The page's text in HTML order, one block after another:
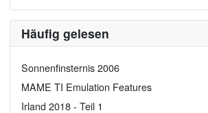
Häufig gelesen
Sonnenfinsternis 2006
MAME TI Emulation Features
Irland 2018 - Teil 1